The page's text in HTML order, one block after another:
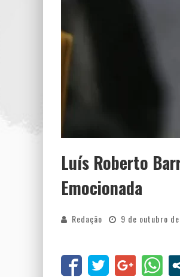
Luís Roberto
Emocionada
Redação 9 de outubro